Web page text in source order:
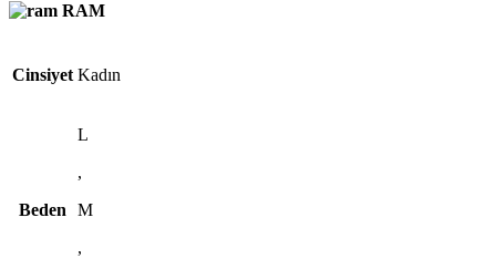
RAM
Cinsiyet Kadın
Beden
L
,
M
,